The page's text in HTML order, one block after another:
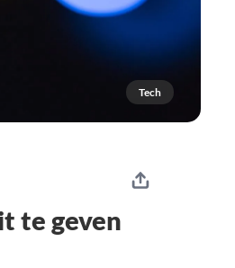
Tech
te geven